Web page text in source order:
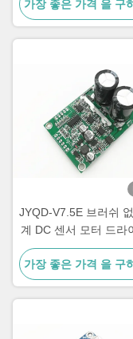
라이버 보드
가장 좋은 가격 을 구
JYQD-V7.5E 브러쉬
계 DC 센서 모터 드라
트롤러 PWM 조절기
가장 좋은 가격 을 구